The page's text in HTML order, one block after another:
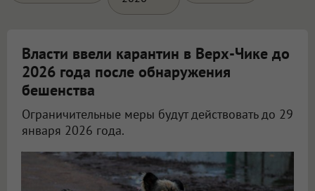
Власти ввели карантин в Верх-Чике до
2026 года после обнаружения
бешенства
Ограничительные меры будут действовать до 29
января 2026 года.